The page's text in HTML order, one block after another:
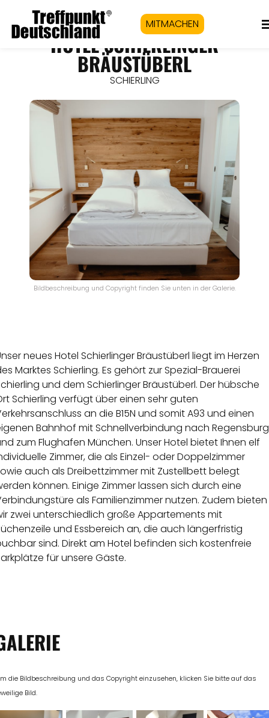
MITMACHEN
HOTEL SCHIERLINGER
BRÄUSTÜBERL
SCHIERLING
Bildbeschreibung und Copyright finden Sie unten in der Galerie.
neues Hotel Schierlinger Bräustüberl liegt im Herzen
Marktes Schierling. Es gehört zur Spezial-Brauerei
und dem Schierlinger Bräustüberl. Der hübsche
Schierling verfügt über einen sehr guten
an die B15N und somit A93 und einen
Bahnhof mit Schnellverbindung nach Regensburg
zum Flughafen München. Unser Hotel bietet Ihnen elf
Zimmer, die als Einzel- oder Doppelzimmer
auch als Dreibettzimmer mit Zustellbett belegt
können. Einige Zimmer lassen sich durch eine
als Familienzimmer nutzen. Zudem bieten
zwei unterschiedlich große Appartements mit
und Essbereich an, die auch längerfristig
sind. Direkt am Hotel befinden sich kostenfreie
für unsere Gäste.
die Bildbeschreibung und das Copyright einzusehen, klicken Sie bitte auf das
Bild.